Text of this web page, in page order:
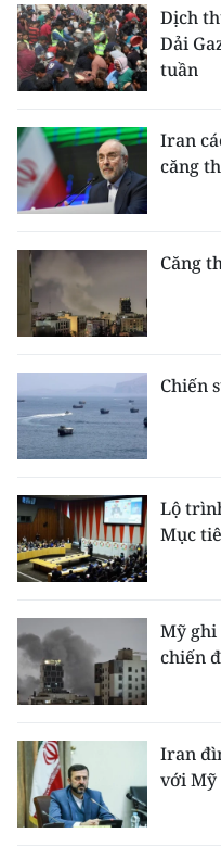
Chuyên trang Hà Nội
Chuyên trang TP. Hồ
CHUYÊN ĐỀ
CÁC CHUYÊN TRANG
VỀ BÁO NHÂN DÂN
THỜI NAY
NHÂN DÂN HẰNG
MUA BÁO
ĐỌC BÁO IN
ENGLISH
中文
FRANÇAIS
ESPAÑOL
Dịch
Dải
tuần
Iran
căng
Căng
Chiến
Lộ
Mục
Mỹ
chiến
Iran
với Mỹ